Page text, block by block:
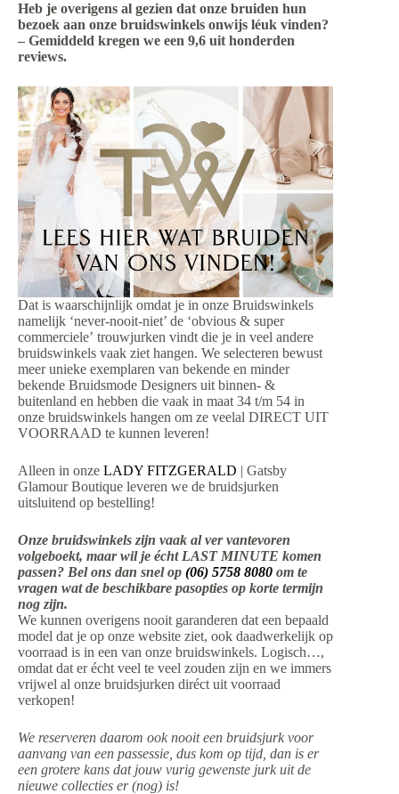
Heb je overigens al gezien dat onze bruiden hun
bezoek aan onze bruidswinkels onwijs léuk vinden?
– Gemiddeld kregen we een 9,6 uit honderden
reviews.
Dat is waarschijnlijk omdat je in onze Bruidswinkels
namelijk ‘never-nooit-niet’ de ‘obvious & super
commerciele’ trouwjurken vindt die je in veel andere
bruidswinkels vaak ziet hangen. We selecteren bewust
meer unieke exemplaren van bekende en minder
bekende Bruidsmode Designers uit binnen- &
buitenland en hebben die vaak in maat 34 t/m 54 in
onze bruidswinkels hangen om ze veelal DIRECT UIT
VOORRAAD te kunnen leveren!
Alleen in onze LADY FITZGERALD | Gatsby
Glamour Boutique leveren we de bruidsjurken
uitsluitend op bestelling!
Onze bruidswinkels zijn vaak al ver vantevoren
volgeboekt, maar wil je écht LAST MINUTE komen
passen? Bel ons dan snel op (06) 5758 8080 om te
vragen wat de beschikbare pasopties op korte termijn
nog zijn.
We kunnen overigens nooit garanderen dat een bepaald
model dat je op onze website ziet, ook daadwerkelijk op
voorraad is in een van onze bruidswinkels. Logisch…,
omdat dat er écht veel te veel zouden zijn en we immers
vrijwel al onze bruidsjurken diréct uit voorraad
verkopen!
We reserveren daarom ook nooit een bruidsjurk voor
aanvang van een passessie, dus kom op tijd, dan is er
een grotere kans dat jouw vurig gewenste jurk uit de
nieuwe collecties er (nog) is!